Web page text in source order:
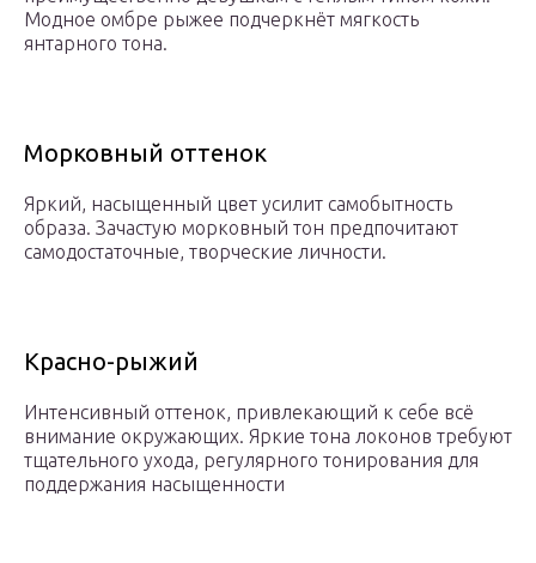
Модное омбре рыжее подчеркнёт мягкость
янтарного тона.
Морковный оттенок
Яркий, насыщенный цвет усилит самобытность
образа. Зачастую морковный тон предпочитают
самодостаточные, творческие личности.
Красно-рыжий
Интенсивный оттенок, привлекающий к себе всё
внимание окружающих. Яркие тона локонов требуют
тщательного ухода, регулярного тонирования для
поддержания насыщенности